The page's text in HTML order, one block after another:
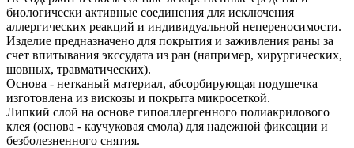
биологически активные соединения для исключения
аллергических реакций и индивидуальной непереносимости.
Изделие предназначено для покрытия и заживления раны за
счет впитывания экссудата из ран (например, хирургических,
шовных, травматических).
Основа - нетканый материал, абсорбирующая подушечка
изготовлена из вискозы и покрыта микросеткой.
Липкий слой на основе гипоаллергенного полиакрилового
клея (основа - каучуковая смола) для надежной фиксации и
безболезненного снятия.